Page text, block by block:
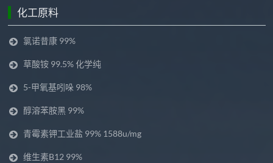
化工原料
氯诺昔康 99%
草酸铵 99.5% 化学纯
5-甲氧基吲哚 98%
醇溶苯胺黑 99%
青霉素钾工业盐 99% 1588u/mg
维生素B12 99%